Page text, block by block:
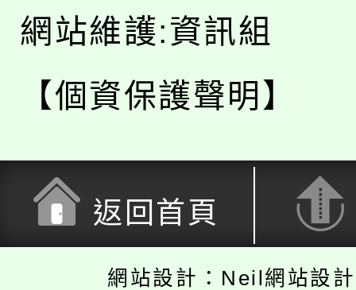
網站維護:資訊組
【個資保護聲明】
返回首頁
網站設計：Neil網站設